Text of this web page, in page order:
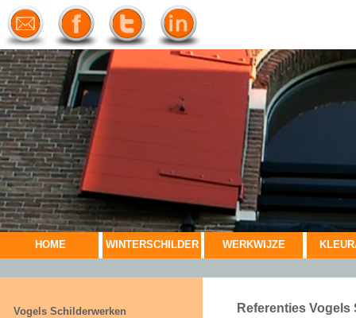
Vogels Schilderwerken
Referenties
HOME WINTERSCHILDER WERKWIJZE